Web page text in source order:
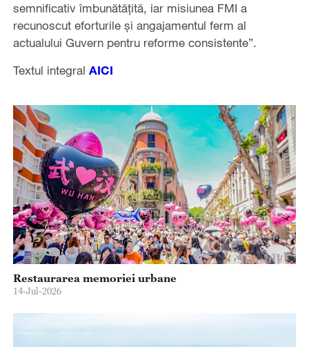
semnificativ îmbunătăţită, iar misiunea FMI a
recunoscut eforturile şi angajamentul ferm al
actualului Guvern pentru reforme consistente”.
Textul integral AICI
Restaurarea memoriei urbane
14-Jul-2026